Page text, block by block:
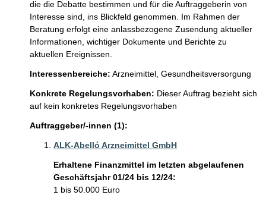
die die Debatte bestimmen und für die Auftraggeberin von
Interesse sind, ins Blickfeld genommen. Im Rahmen der
Beratung erfolgt eine anlassbezogene Zusendung aktueller
Informationen, wichtiger Dokumente und Berichte zu
aktuellen Ereignissen.
Interessenbereiche: Arzneimittel, Gesundheitsversorgung
Konkrete Regelungsvorhaben: Dieser Auftrag bezieht sich
auf kein konkretes Regelungsvorhaben
Auftraggeber/-innen (1):
ALK-Abelló Arzneimittel GmbH
Erhaltene Finanzmittel im letzten abgelaufenen
Geschäftsjahr 01/24 bis 12/24:
1 bis 50.000 Euro